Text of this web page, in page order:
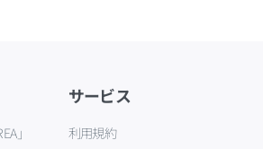
」
サービス
利用規約